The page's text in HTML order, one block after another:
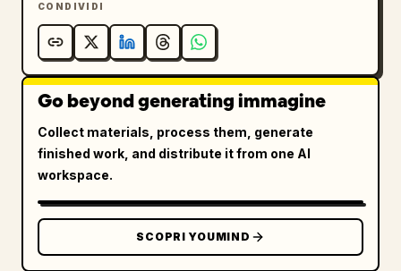
CONDIVIDI
Go beyond generating immagine
Collect materials, process them, generate
finished work, and distribute it from one AI
workspace.
SCOPRI YOUMIND